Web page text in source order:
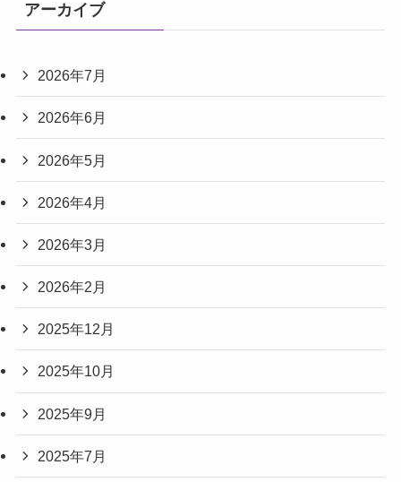
アーカイブ
2026年7月
2026年6月
2026年5月
2026年4月
2026年3月
2026年2月
2025年12月
2025年10月
2025年9月
2025年7月